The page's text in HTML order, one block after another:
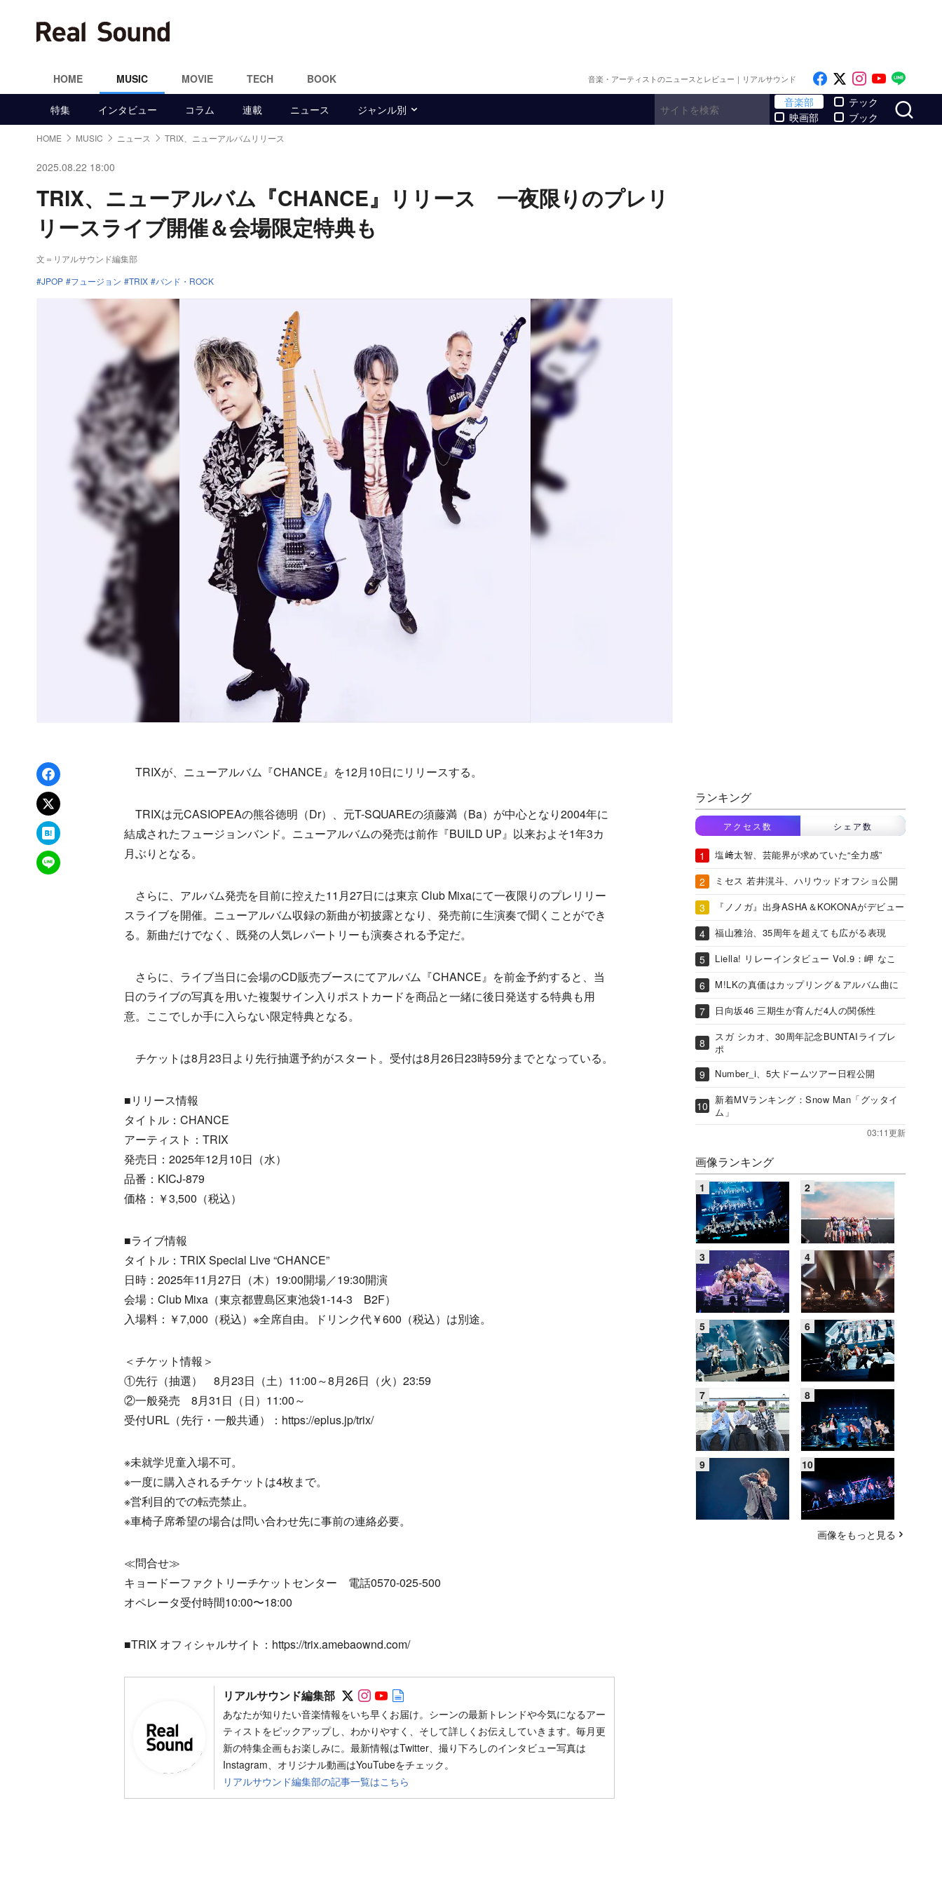
HOME MUSIC MOVIE TECH BOOK 音楽・アーティストのニュースとレビュー｜リアルサウンド Like on Facebook
Follow on x
Follow on
Follow
特集 インタビュー コラム 連載 ニュース ジャンル別
音楽部
映画部
テック
ブック
HOME MUSIC ニュース TRIX、ニューアルバムリリース
2025.08.22 18:00
TRIX、ニューアルバム『CHANCE』リリース 一夜限りのプレリ
リースライブ開催＆会場限定特典も
文＝リアルサウンド編集部
JPOP
フュージョン TRIX バンド・ROCK
Facebookでシェア
xでポスト
はてなブックマーク
LINEで送る
TRIXが、ニューアルバム『CHANCE』を12月10日にリリースする。
TRIXは元CASIOPEAの熊谷徳明（Dr）、元T-SQUAREの須藤満（Ba）が中心となり2004年に
結成されたフュージョンバンド。ニューアルバムの発売は前作『BUILD UP』以来およそ1年3カ
月ぶりとなる。
さらに、アルバム発売を目前に控えた11月27日には東京 Club Mixaにて一夜限りのプレリリー
スライブを開催。ニューアルバム収録の新曲が初披露となり、発売前に生演奏で聞くことができ
る。新曲だけでなく、既発の人気レパートリーも演奏される予定だ。
さらに、ライブ当日に会場のCD販売ブースにてアルバム『CHANCE』を前金予約すると、当
日のライブの写真を用いた複製サイン入りポストカードを商品と一緒に後日発送する特典も用
意。ここでしか手に入らない限定特典となる。
チケットは8月23日より先行抽選予約がスタート。受付は8月26日23時59分までとなっている。
■リリース情報
タイトル：CHANCE
アーティスト：TRIX
発売日：2025年12月10日（水）
品番：KICJ-879
価格：￥3,500（税込）
■ライブ情報
タイトル：TRIX Special Live “CHANCE”
日時：2025年11月27日（木）19:00開場／19:30開演
会場：Club Mixa（東京都豊島区東池袋1-14-3 B2F）
入場料：￥7,000（税込）※全席自由。ドリンク代￥600（税込）は別途。
＜チケット情報＞
①先行（抽選） 8月23日（土）11:00～8月26日（火）23:59
②一般発売 8月31日（日）11:00～
受付URL（先行・一般共通）：https://eplus.jp/trix/
※未就学児童入場不可。
※一度に購入されるチケットは4枚まで。
※営利目的での転売禁止。
※車椅子席希望の場合は問い合わせ先に事前の連絡必要。
≪問合せ≫
キョードーファクトリーチケットセンター 電話0570-025-500
オペレータ受付時間10:00〜18:00
■TRIX オフィシャルサイト：https://trix.amebaownd.com/
リアルサウンド編集部 Follow on SNS
Follow on SNS
Follow on SNS
あなたが知りたい音楽情報をいち早くお届け。シーンの最新トレンドや今気になるアー
ティストをピックアップし、わかりやすく、そして詳しくお伝えしていきます。毎月更
新の特集企画もお楽しみに。最新情報はTwitter、撮り下ろしのインタビュー写真は
Instagram、オリジナル動画はYouTubeをチェック。
リアルサウンド編集部の記事一覧はこちら
ランキング
アクセス数 シェア数
塩﨑太智、芸能界が求めていた“全力感”
ミセス 若井滉斗、ハリウッドオフショ公開
『ノノガ』出身ASHA＆KOKONAがデビュー
福山雅治、35周年を超えても広がる表現
Liella! リレーインタビュー Vol.9：岬 なこ
M!LKの真価はカップリング＆アルバム曲に
日向坂46 三期生が育んだ4人の関係性
スガ シカオ、30周年記念BUNTAIライブレ
ポ
Number_i、5大ドームツアー日程公開
新着MVランキング：Snow Man「グッタイ
ム」
03:11更新
画像ランキング
画像をもっと見る